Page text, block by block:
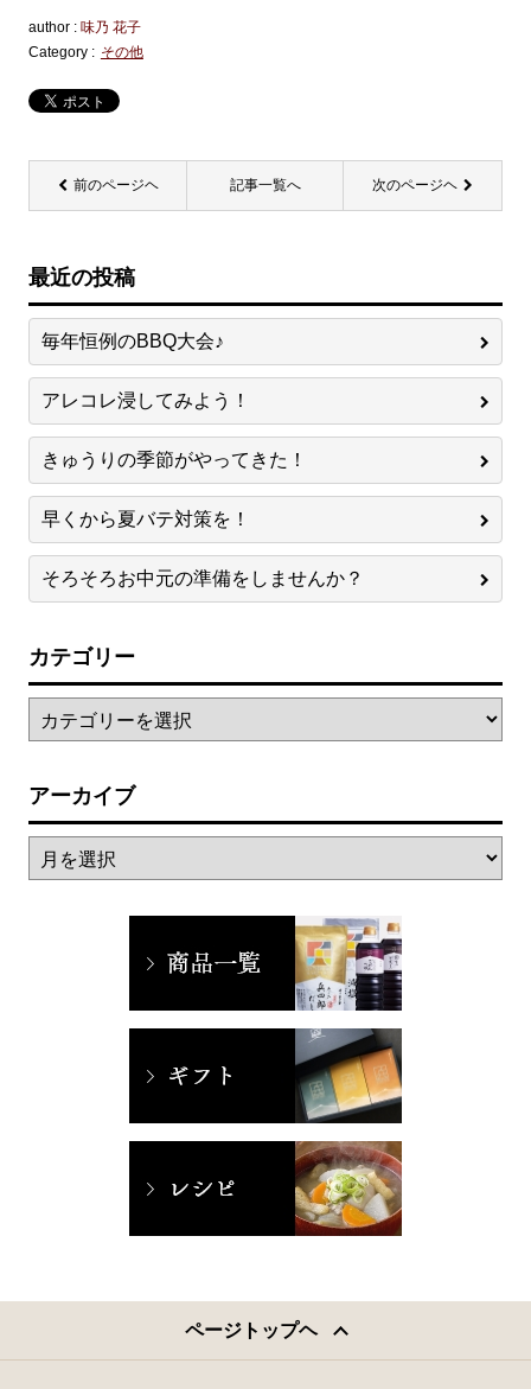
author : 味乃 花子
Category : その他
前のページヘ 記事一覧へ 次のページヘ
最近の投稿
毎年恒例のBBQ大会♪
アレコレ浸してみよう！
きゅうりの季節がやってきた！
早くから夏バテ対策を！
そろそろお中元の準備をしませんか？
カテゴリー
アーカイブ
ページトップヘ